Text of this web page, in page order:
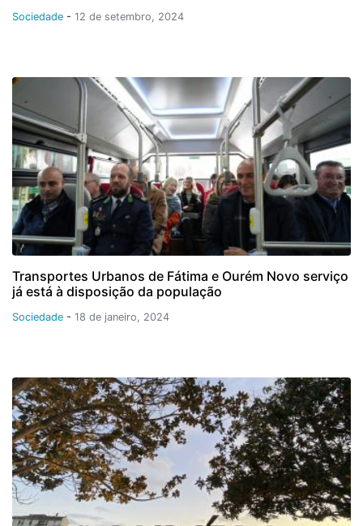
Sociedade - 12 de setembro, 2024
Transportes Urbanos de Fátima e Ourém Novo serviço
já está à disposição da população
Sociedade - 18 de janeiro, 2024